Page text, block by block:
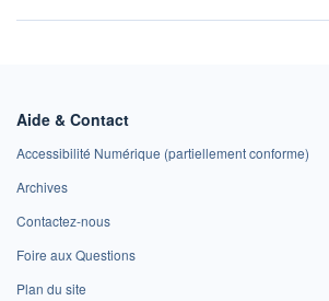
Aide & Contact
Accessibilité Numérique (partiellement conforme)
Archives
Contactez-nous
Foire aux Questions
Plan du site